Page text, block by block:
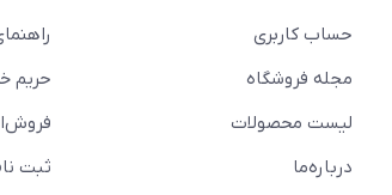
حساب کاربری
مجله فروشگاه
لیست محصولات
درباره‌ما
حریم
ثبت